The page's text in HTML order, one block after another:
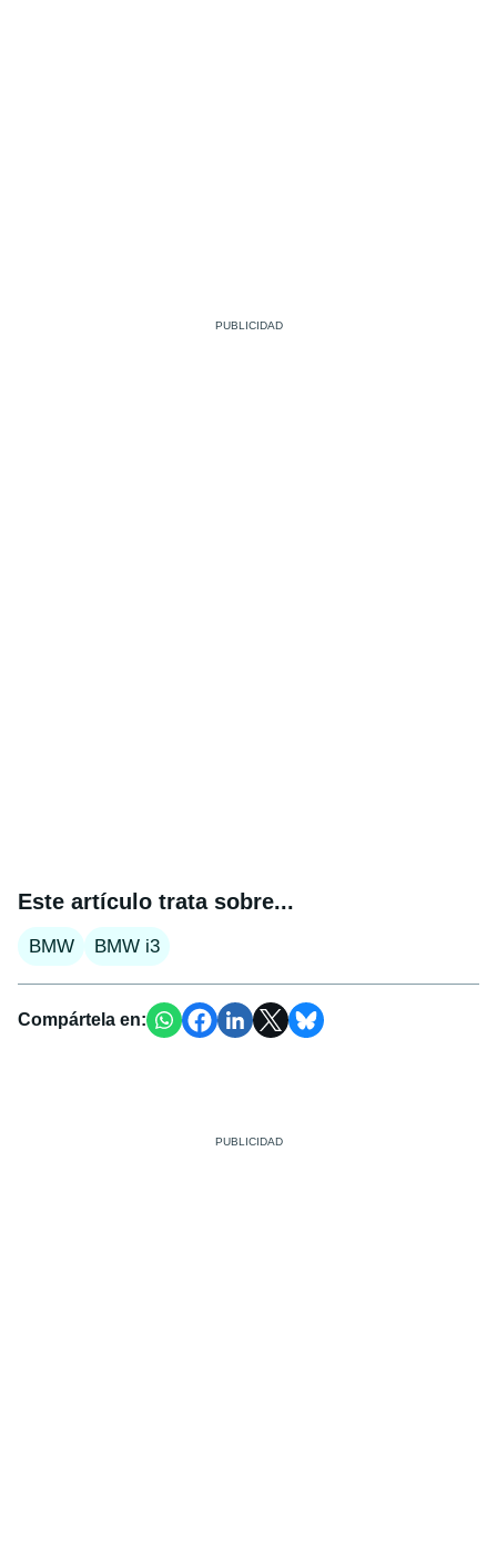
Este artículo trata sobre...
BMW BMW i3
Compártela en: